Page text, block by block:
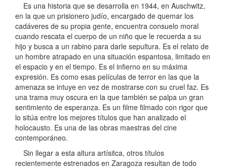
Es una historia que se desarrolla en 1944, en Auschwitz,
en la que un prisionero judío, encargado de quemar los
cadáveres de su propia gente, encuentra consuelo moral
cuando rescata el cuerpo de un niño que le recuerda a su
hijo y busca a un rabino para darle sepultura. Es el relato de
un hombre atrapado en una situación espantosa, limitado en
el espacio y en el tiempo. Es el infierno en su máxima
expresión. Es como esas películas de terror en las que la
amenaza se intuye en vez de mostrarse con su cruel faz. Es
una trama muy oscura en la que también se palpa un gran
sentimiento de esperanza. Es un filme filmado con rigor que
lo sitúa entre los mejores títulos que han analizado el
holocausto. Es una de las obras maestras del cine
contemporáneo.
Sin llegar a esta altura artísitca, otros títulos
recientemente estrenados en Zaragoza resultan de todo